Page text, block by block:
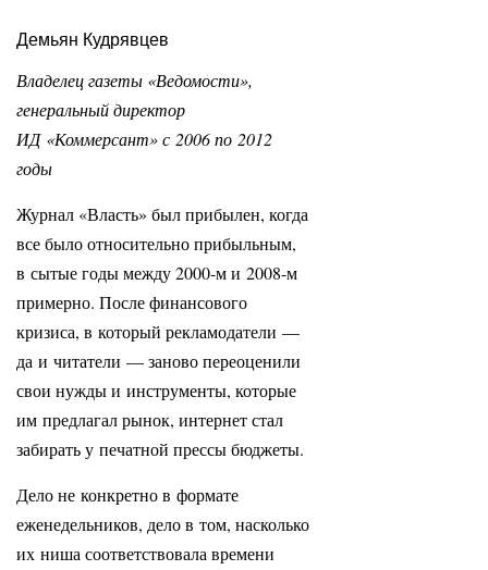
Демьян Кудрявцев
Владелец газеты «Ведомости»,
генеральный директор
ИД «Коммерсант» с 2006 по 2012
годы
Журнал «Власть» был прибылен, когда
все было относительно прибыльным,
в сытые годы между 2000-м и 2008-м
примерно. После финансового
кризиса, в который рекламодатели —
да и читатели — заново переоценили
свои нужды и инструменты, которые
им предлагал рынок, интернет стал
забирать у печатной прессы бюджеты.
Дело не конкретно в формате
еженедельников, дело в том, насколько
их ниша соответствовала времени